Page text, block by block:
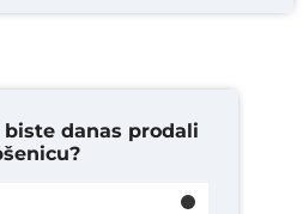
biste danas prodali